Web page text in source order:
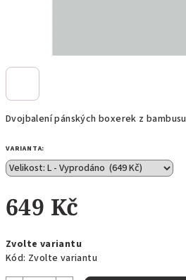
Dvojbalení pánských boxerek z bambusu
VARIANTA:
649 Kč
cena:
Zvolte variantu
Kód: Zvolte variantu